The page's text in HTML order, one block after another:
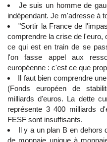
Je suis un homme de
indépendant. Je m'adresse à
"Sortir la France de
comprendre la crise de l'euro,
ce qui est en train de se
l'on fasse appel aux
européenne : c'est ce que
Il faut bien comprendre
(Fonds européen de
milliards d'euros. La dette
représente 3 400 milliards
FESF sont insuffisants.
Il y a un plan B en dehors
de monnaie unique à